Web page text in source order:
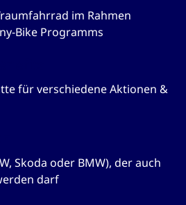
im Rahmen
Bike Programms
für verschiedene Aktionen &
Skoda oder BMW), der auch
darf